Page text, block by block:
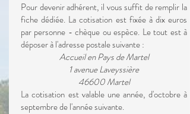
Pour devenir adhérent, il vous suffit de remplir la
fiche dédiée. La cotisation est fixée à dix euros
par personne - chèque ou espèce. Le tout est à
déposer à l'adresse postale suivante :
Accueil en Pays de Martel
1 avenue Laveyssière
46600 Martel
La cotisation est valable une année, d'octobre à
septembre de l'année suivante.